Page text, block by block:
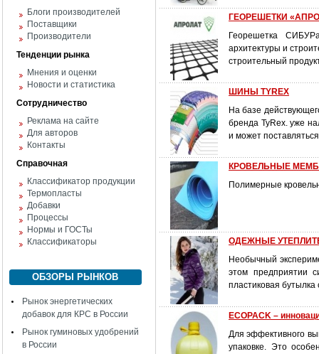
Блоги производителей
Поставщики
Производители
Тенденции рынка
Мнения и оценки
Новости и статистика
Сотрудничество
Реклама на сайте
Для авторов
Контакты
Справочная
Классификатор продукции
Термопласты
Добавки
Процессы
Нормы и ГОСТы
Классификаторы
ОБЗОРЫ РЫНКОВ
Рынок энергетических
добавок для КРС в России
Рынок гуминовых удобрений
в России
ГЕОРЕШЕТКИ
Георешетка
архитектуры и
строительный
ШИНЫ TYREX
На базе
бренда TyRex. уже
и может
КРОВЕЛЬНЫЕ
Полимерные
ОДЕЖНЫЕ
Необычный
этом предприятии
пластиковая
ECOPACK –
Для эффективного
упаковке. Это